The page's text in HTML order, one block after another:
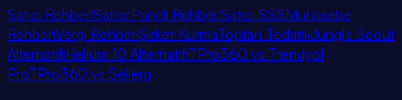
Satıcı RehberiSatıcı Paneli RehberiSatıcı SSSMuhasebe
RehberiVergi RehberiŞirket KurmaToptan TedarikJungle Scout
AlternatifiHelium 10 AlternatifiTPro360 vs Trendyol
ProTPro360 vs Sellerg